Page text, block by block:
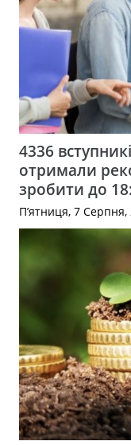
4336
отримали
зробити до
П’ятниця, 7 Серпня,